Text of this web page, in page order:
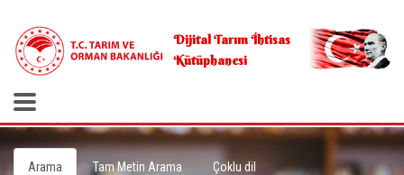
Dijital Tarım İhtisas
Kütüphanesi
Arama Tam Metin Arama Çoklu dil